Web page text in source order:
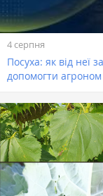
4 серпня
Посуха: як від неї
допомогти агроном